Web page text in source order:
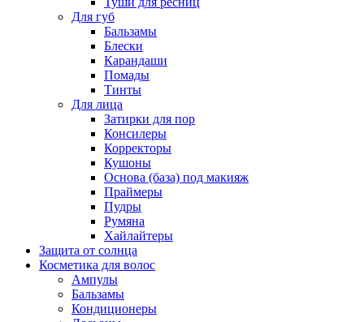
Для губ
Бальзамы
Блески
Карандаши
Помады
Тинты
Для лица
Затирки для пор
Консилеры
Корректоры
Кушоны
Основа (база) под макияж
Праймеры
Пудры
Румяна
Хайлайтеры
Защита от солнца
Косметика для волос
Ампулы
Бальзамы
Кондиционеры